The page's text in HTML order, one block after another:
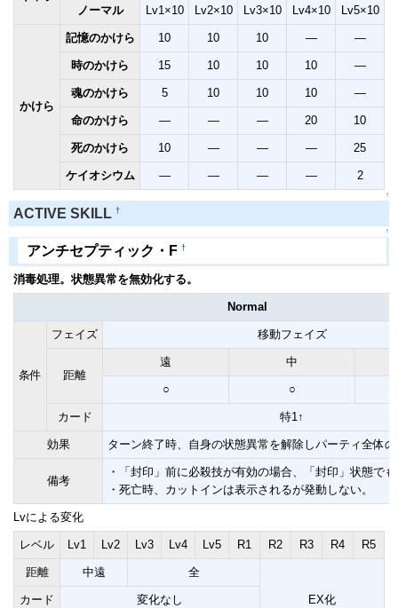
ノーマル
Lv1×10 Lv2×10 Lv3×10 Lv4×10 Lv5×10
かけら
記憶のかけら 10 10 10 ― ―
時のかけら 15 10 10 10 ―
魂のかけら 5 10 10 10 ―
命のかけら ― ― ― 20 10
死のかけら 10 ― ― ― 25
ケイオシウム ― ― ― ― 2
↑
ACTIVE SKILL †
↑
アンチセプティック・F †
消毒処理。状態異常を無効化する。
Normal
条件
フェイズ 移動フェイズ
距離
遠 中
○ ○
カード 特1↑
効果 ターン終了時、自身の状態異常を解除しパーティ全体
備考
・「封印」前に必殺技が有効の場合、「封印」状態で
・死亡時、カットインは表示されるが発動しない。
Lvによる変化
レベル Lv1 Lv2 Lv3 Lv4 Lv5 R1 R2 R3 R4 R5
距離 中遠 全
EX化
カード 変化なし